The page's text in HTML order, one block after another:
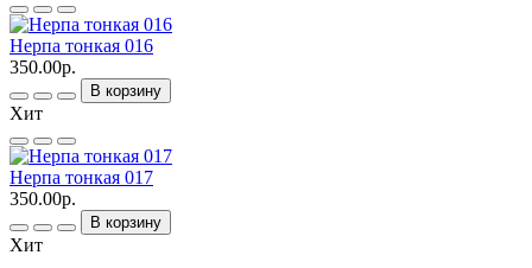
Нерпа тонкая 016
350.00р.
В корзину
Хит
Нерпа тонкая 017
350.00р.
В корзину
Хит